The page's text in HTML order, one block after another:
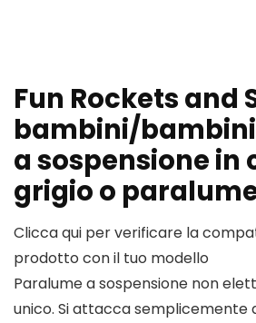
Fun Rockets and
bambini/
a sospensione in
grigio o
Clicca qui per verificare la
prodotto con il tuo modello
Paralume a sospensione non
unico. Si attacca semplicemente